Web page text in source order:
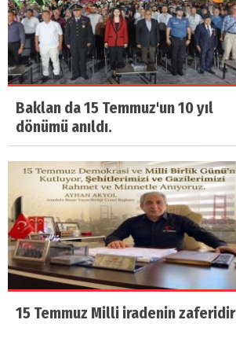
Baklan da 15 Temmuz'un 10 yıl
dönümü anıldı.
15 Temmuz Milli iradenin zaferidir